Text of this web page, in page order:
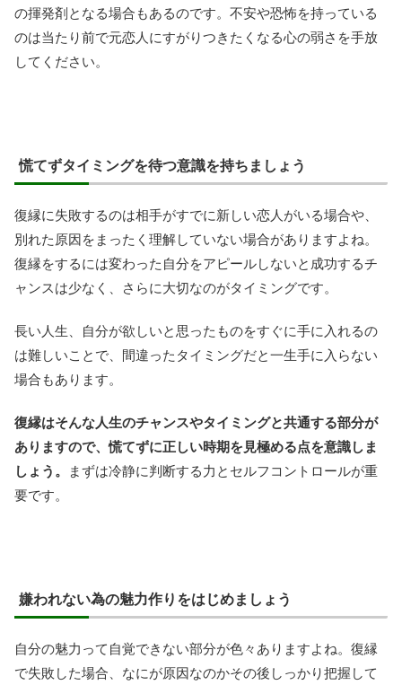
の揮発剤となる場合もあるのです。不安や恐怖を持っている
のは当たり前で元恋人にすがりつきたくなる心の弱さを手放
してください。
慌てずタイミングを待つ意識を持ちましょう
復縁に失敗するのは相手がすでに新しい恋人がいる場合や、
別れた原因をまったく理解していない場合がありますよね。
復縁をするには変わった自分をアピールしないと成功するチ
ャンスは少なく、さらに大切なのがタイミングです。
長い人生、自分が欲しいと思ったものをすぐに手に入れるの
は難しいことで、間違ったタイミングだと一生手に入らない
場合もあります。
復縁はそんな人生のチャンスやタイミングと共通する部分が
ありますので、慌てずに正しい時期を見極める点を意識しま
しょう。
まずは冷静に判断する力とセルフコントロールが重
要です。
嫌われない為の魅力作りをはじめましょう
自分の魅力って自覚できない部分が色々ありますよね。復縁
で失敗した場合、なにが原因なのかその後しっかり把握して